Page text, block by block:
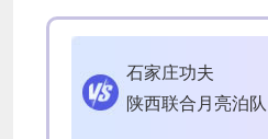
石家庄功夫
陕西联合月亮泊队